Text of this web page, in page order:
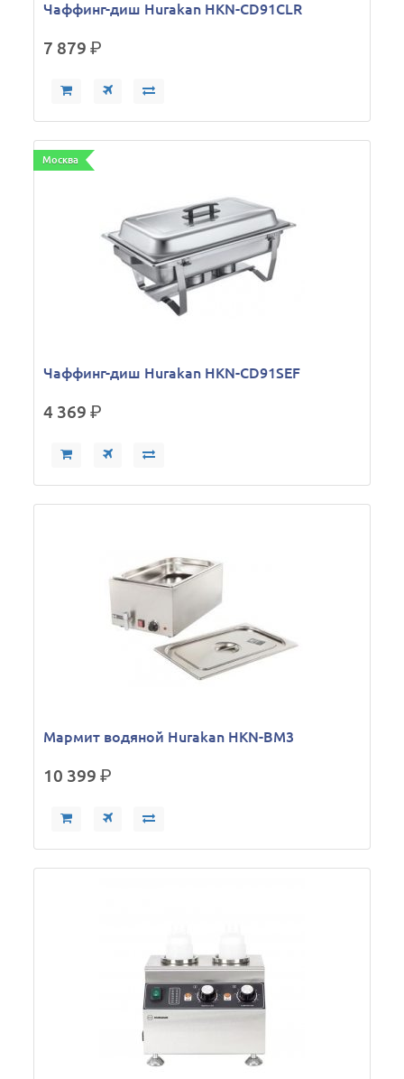
Чаффинг-диш Hurakan HKN-CD91CLR
7 879р.
Москва
Чаффинг-диш Hurakan HKN-CD91SEF
4 369р.
Мармит водяной Hurakan HKN-BM3
10 399р.